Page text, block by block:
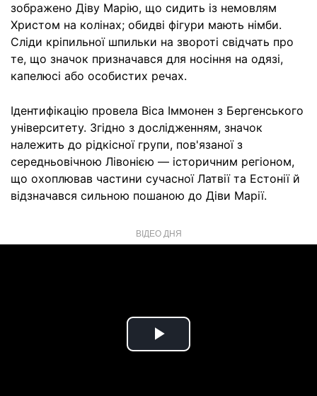
зображено Діву Марію, що сидить із немовлям
Христом на колінах; обидві фігури мають німби.
Сліди кріпильної шпильки на звороті свідчать про
те, що значок призначався для носіння на одязі,
капелюсі або особистих речах.
Ідентифікацію провела Віса Іммонен з Бергенського
університету. Згідно з дослідженням, значок
належить до рідкісної групи, пов'язаної з
середньовічною Лівонією — історичним регіоном,
що охоплював частини сучасної Латвії та Естонії й
відзначався сильною пошаною до Діви Марії.
ВІДЕО ДНЯ
Play